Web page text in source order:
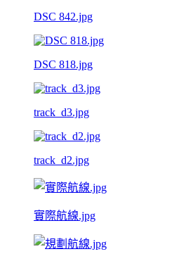
DSC 842.jpg
DSC 818.jpg
track_d3.jpg
track_d2.jpg
實際航線.jpg